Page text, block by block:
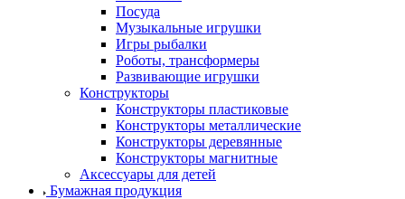
Посуда
Музыкальные игрушки
Игры рыбалки
Роботы, трансформеры
Развивающие игрушки
Конструкторы
Конструкторы пластиковые
Конструкторы металлические
Конструкторы деревянные
Конструкторы магнитные
Аксессуары для детей
Бумажная продукция